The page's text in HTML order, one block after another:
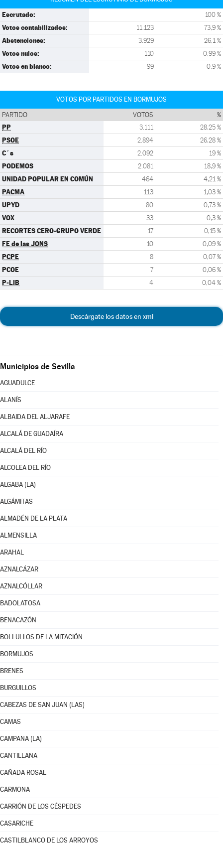
Escrutado: 100 %
Votos contabilizados: 11.123 73,9 %
Abstenciones: 3.929 26,1 %
Votos nulos: 110 0,99 %
Votos en blanco: 99 0,9 %
VOTOS POR PARTIDOS EN BORMUJOS
PARTIDO VOTOS %
PP 3.111 28,25 %
PSOE 2.894 26,28 %
C´s 2.092 19 %
PODEMOS 2.081 18,9 %
UNIDAD POPULAR EN COMÚN 464 4,21 %
PACMA 113 1,03 %
UPYD 80 0,73 %
VOX 33 0,3 %
RECORTES CERO-GRUPO VERDE 17 0,15 %
FE de las JONS 10 0,09 %
PCPE 8 0,07 %
PCOE 7 0,06 %
P-LIB 4 0,04 %
Descárgate los datos en xml
Municipios de Sevilla
AGUADULCE
ALANÍS
ALBAIDA DEL ALJARAFE
ALCALÁ DE GUADAÍRA
ALCALÁ DEL RÍO
ALCOLEA DEL RÍO
ALGABA (LA)
ALGÁMITAS
ALMADÉN DE LA PLATA
ALMENSILLA
ARAHAL
AZNALCÁZAR
AZNALCÓLLAR
BADOLATOSA
BENACAZÓN
BOLLULLOS DE LA MITACIÓN
BORMUJOS
BRENES
BURGUILLOS
CABEZAS DE SAN JUAN (LAS)
CAMAS
CAMPANA (LA)
CANTILLANA
CAÑADA ROSAL
CARMONA
CARRIÓN DE LOS CÉSPEDES
CASARICHE
CASTILBLANCO DE LOS ARROYOS